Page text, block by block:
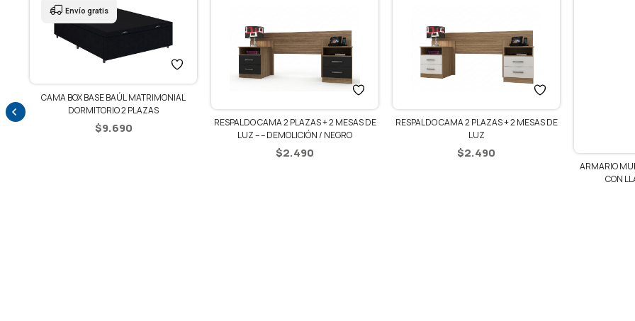
RESPALDO CAMA 2 PLAZAS + 2 MESAS DE
LUZ – – DEMOLICIÓN / NEGRO
RESPALDO CAMA 2 PLAZAS + 2 MESAS DE
LUZ
$2.490
ARMARIO